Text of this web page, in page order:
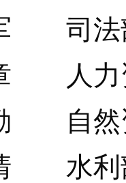
司法
力资
然资
水利